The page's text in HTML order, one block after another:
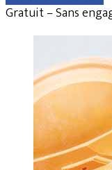
Gratuit – Sans